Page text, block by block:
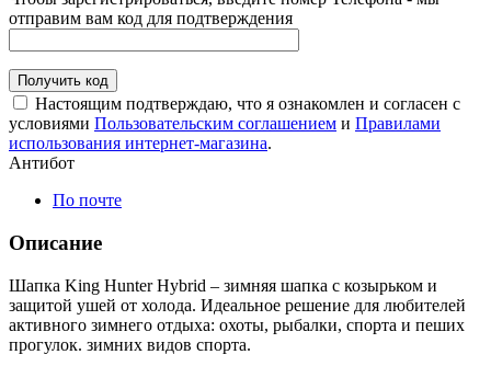
отправим вам код для подтверждения
Получить код
Настоящим подтверждаю, что я ознакомлен и согласен с
условиями Пользовательским соглашением и Правилами
использования интернет-магазина.
Антибот
По почте
Описание
Шапка King Hunter Hybrid – зимняя шапка с козырьком и
защитой ушей от холода. Идеальное решение для любителей
активного зимнего отдыха: охоты, рыбалки, спорта и пеших
прогулок. зимних видов спорта.